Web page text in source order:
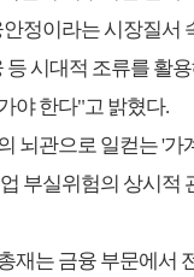
정이라는 시장질서
등 시대적 조류를 활
야 한다"고 밝혔다.
뇌관으로 일컫는 '
부실위험의 상시적
재는 금융 부문에서